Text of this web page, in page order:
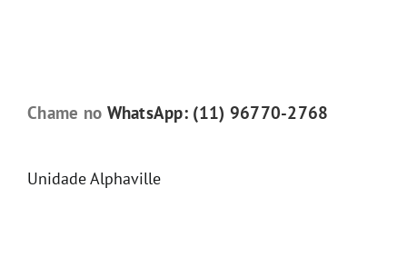
Chame no WhatsApp: (11) 96770-2768
Unidade Alphaville